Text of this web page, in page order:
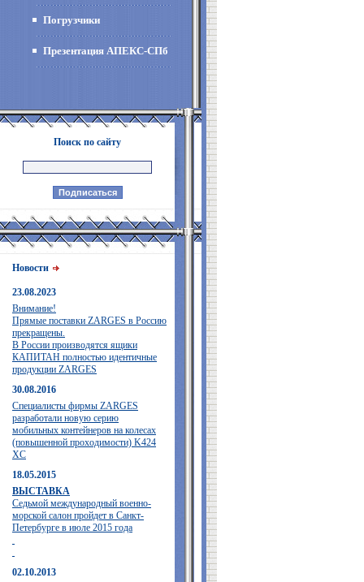
Погрузчики
Презентация АПЕКС-СПб
Поиск по сайту
Новости
23.08.2023
Внимание!
Прямые поставки ZARGES в Россию
прекращены.
В России производятся ящики
КАПИТАН полностью идентичные
продукции ZARGES
30.08.2016
Специалисты фирмы ZARGES
разработали новую серию
мобильных контейнеров на колесах
(повышенной проходимости) K424
XC
18.05.2015
ВЫСТАВКА
Седьмой международный военно-
морской салон пройдет в Санкт-
Петербурге в июле 2015 года
02.10.2013